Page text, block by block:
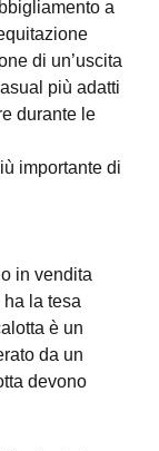
a
di un’uscita
più adatti
durante le
importante di
in vendita
la tesa
è un
da un
devono